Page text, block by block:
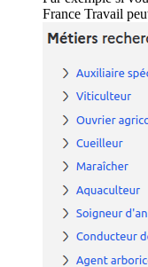
France Travail